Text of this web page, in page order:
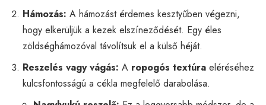
Hámozás: A hámozást érdemes kesztyűben végezni,
hogy elkerüljük a kezek elszíneződését. Egy éles
zöldséghámozóval távolítsuk el a külső héját.
Reszelés vagy vágás: A ropogós textúra eléréséhez
kulcsfontosságú a cékla megfelelő darabolása.